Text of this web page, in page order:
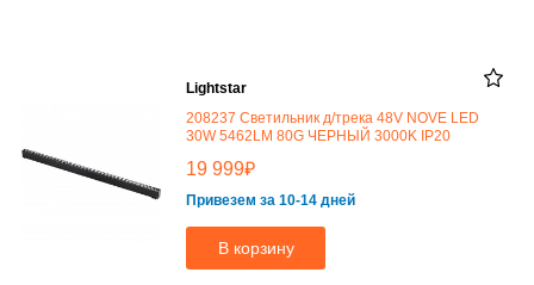
Lightstar
208237 Светильник д/трека 48V NOVE LED
30W 5462LM 80G ЧЕРНЫЙ 3000K IP20
19 999₽
Привезем за 10-14 дней
В корзину